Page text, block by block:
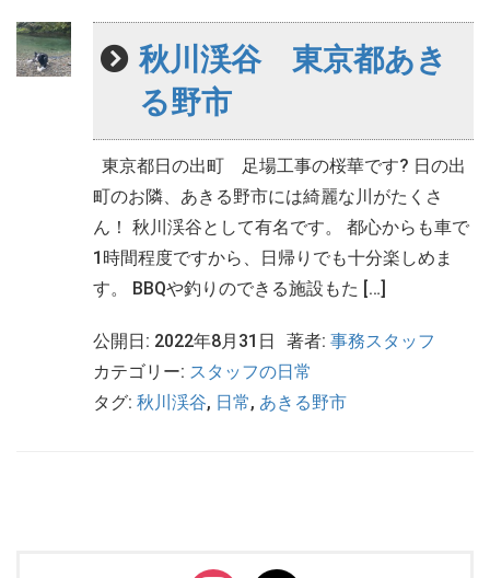
秋川渓谷 東京都あき
る野市
東京都日の出町 足場工事の桜華です? 日の出
町のお隣、あきる野市には綺麗な川がたくさ
ん！ 秋川渓谷として有名です。 都心からも車で
1時間程度ですから、日帰りでも十分楽しめま
す。 BBQや釣りのできる施設もた […]
公開日: 2022年8月31日 著者: 事務スタッフ
カテゴリー: スタッフの日常
タグ: 秋川渓谷, 日常, あきる野市